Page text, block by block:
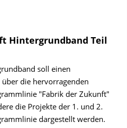
Hintergrundband Teil
soll einen
die hervorragenden
"Fabrik der Zukunft"
die Projekte der 1. und 2.
dargestellt werden.